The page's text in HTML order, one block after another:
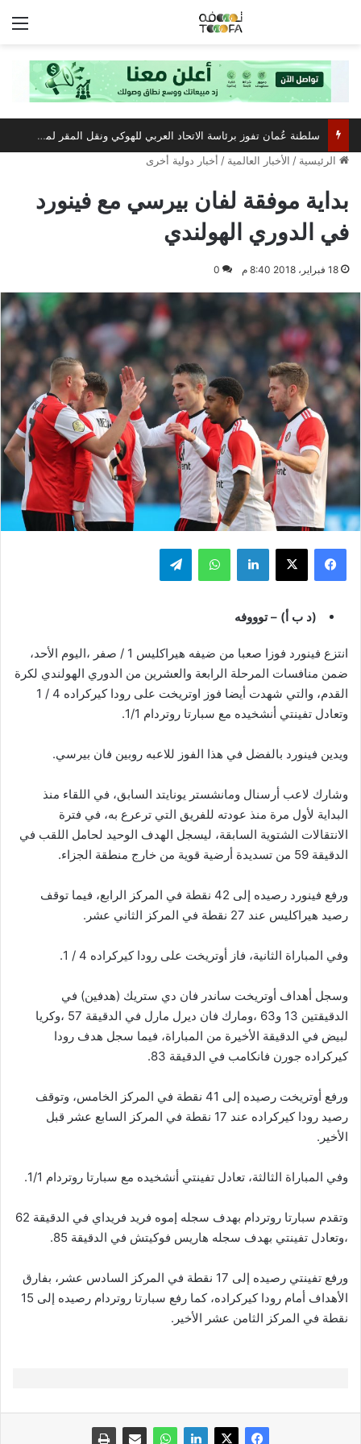
سلطنة عُمان تفوز برئاسة الاتحاد العربي للهوكي ونقل المقر لمسقط
الرئيسية / الأخبار العالمية / أخبار دولية أخرى
بداية موفقة لفان بيرسي مع فينورد
في الدوري الهولندي
18 فبراير، 2018 8:40 م 0
فيسبوك ‫X لينكدإن واتساب تيلقرام
(د ب أ) – توووفه
انتزع فينورد فوزا صعبا من ضيفه هيراكليس 1 / صفر ،اليوم الأحد،
ضمن منافسات المرحلة الرابعة والعشرين من الدوري الهولندي لكرة
القدم، والتي شهدت أيضا فوز اوتريخت على رودا كيركراده 4 / 1
وتعادل تفينتي أنشخيده مع سبارتا روتردام 1/1.
ويدين فينورد بالفضل في هذا الفوز للاعبه روبين فان بيرسي.
وشارك لاعب أرسنال ومانشستر يونايتد السابق، في اللقاء منذ
البداية لأول مرة منذ عودته للفريق التي ترعرع به، في فترة
الانتقالات الشتوية السابقة، ليسجل الهدف الوحيد لحامل اللقب في
الدقيقة 59 من تسديدة أرضية قوية من خارج منطقة الجزاء.
ورفع فينورد رصيده إلى 42 نقطة في المركز الرابع، فيما توقف
رصيد هيراكليس عند 27 نقطة في المركز الثاني عشر.
وفي المباراة الثانية، فاز أوتريخت على رودا كيركراده 4 / 1.
وسجل أهداف أوتريخت ساندر فان دي ستريك (هدفين) في
الدقيقتين 13 و63 ،ومارك فان ديرل مارل في الدقيقة 57 ،وكريا
لبيض في الدقيقة الأخيرة من المباراة، فيما سجل هدف رودا
كيركراده جورن فانكامب في الدقيقة 83.
ورفع أوتريخت رصيده إلى 41 نقطة في المركز الخامس، وتوقف
رصيد رودا كيركراده عند 17 نقطة في المركز السابع عشر قبل
الأخير.
وفي المباراة الثالثة، تعادل تفينتي أنشخيده مع سبارتا روتردام 1/1.
وتقدم سبارتا روتردام بهدف سجله إموه فريد فريداي في الدقيقة 62
،وتعادل تفينتي بهدف سجله هاريس فوكيتش في الدقيقة 85.
ورفع تفينتي رصيده إلى 17 نقطة في المركز السادس عشر، بفارق
الأهداف أمام رودا كيركراده، كما رفع سبارتا روتردام رصيده إلى 15
نقطة في المركز الثامن عشر الأخير.